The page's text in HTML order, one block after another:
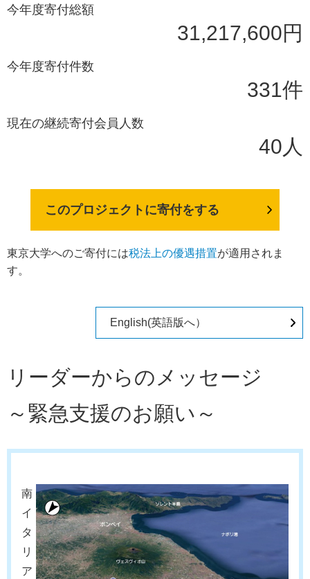
今年度寄付総額
31,217,600円
今年度寄付件数
331件
現在の継続寄付会員人数
40人
このプロジェクトに寄付をする
東京大学へのご寄付には税法上の優遇措置が適用されま
す。
English(英語版へ）
リーダーからのメッセージ
～緊急支援のお願い～
南
イ
タ
リ
ア